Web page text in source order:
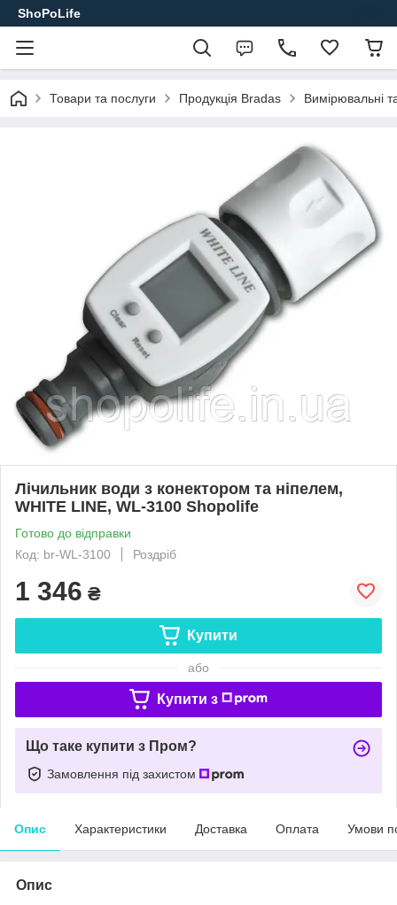
ShoPoLife
Товари та послуги Продукція Bradas Вимірювальні
Лічильник води з конектором та ніпелем,
WHITE LINE, WL-3100 Shopolife
Готово до відправки
Код: br-WL-3100
Роздріб
1 346 ₴
Купити
або
Купити з
Що таке купити з Пром?
Замовлення під захистом
Опис Характеристики Доставка Оплата Умови
Опис